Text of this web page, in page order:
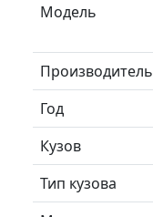
Модель
Производитель
Год
Кузов
Тип кузова